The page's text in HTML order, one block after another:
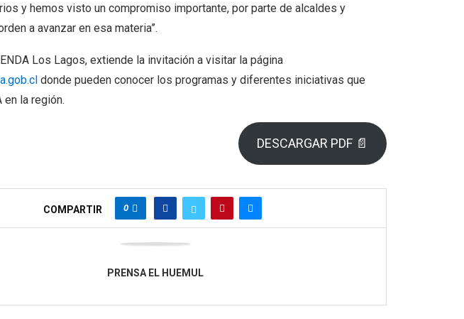
y hemos visto un compromiso importante, por parte de alcaldes y
a avanzar en esa materia”.
Los Lagos, extiende la invitación a visitar la página
donde pueden conocer los programas y diferentes iniciativas que
en la región.
DESCARGAR PDF 📄
COMPARTIR 0
PRENSA EL HUEMUL